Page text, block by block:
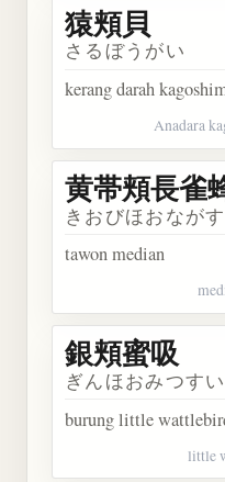
猿頬貝
さるぼうがい
kerang darah
Anadara
黄帯頬長雀
きおびほおなが
tawon median
銀頬蜜吸
ぎんほおみつすい
burung little
little